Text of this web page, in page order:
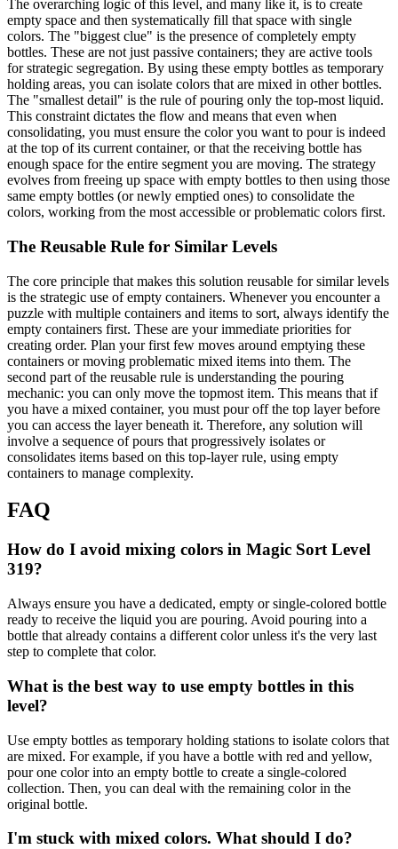
The overarching logic of this level, and many like it, is to create
empty space and then systematically fill that space with single
colors. The "biggest clue" is the presence of completely empty
bottles. These are not just passive containers; they are active tools
for strategic segregation. By using these empty bottles as temporary
holding areas, you can isolate colors that are mixed in other bottles.
The "smallest detail" is the rule of pouring only the top-most liquid.
This constraint dictates the flow and means that even when
consolidating, you must ensure the color you want to pour is indeed
at the top of its current container, or that the receiving bottle has
enough space for the entire segment you are moving. The strategy
evolves from freeing up space with empty bottles to then using those
same empty bottles (or newly emptied ones) to consolidate the
colors, working from the most accessible or problematic colors first.
The Reusable Rule for Similar Levels
The core principle that makes this solution reusable for similar levels
is the strategic use of empty containers. Whenever you encounter a
puzzle with multiple containers and items to sort, always identify the
empty containers first. These are your immediate priorities for
creating order. Plan your first few moves around emptying these
containers or moving problematic mixed items into them. The
second part of the reusable rule is understanding the pouring
mechanic: you can only move the topmost item. This means that if
you have a mixed container, you must pour off the top layer before
you can access the layer beneath it. Therefore, any solution will
involve a sequence of pours that progressively isolates or
consolidates items based on this top-layer rule, using empty
containers to manage complexity.
FAQ
How do I avoid mixing colors in Magic Sort Level
319?
Always ensure you have a dedicated, empty or single-colored bottle
ready to receive the liquid you are pouring. Avoid pouring into a
bottle that already contains a different color unless it's the very last
step to complete that color.
What is the best way to use empty bottles in this
level?
Use empty bottles as temporary holding stations to isolate colors that
are mixed. For example, if you have a bottle with red and yellow,
pour one color into an empty bottle to create a single-colored
collection. Then, you can deal with the remaining color in the
original bottle.
I'm stuck with mixed colors. What should I do?